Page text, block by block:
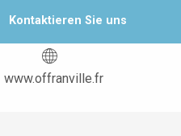
Kontaktieren Sie uns
www.offranville.fr